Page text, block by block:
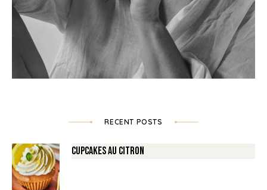
RECENT POSTS
Cupcakes au Citron